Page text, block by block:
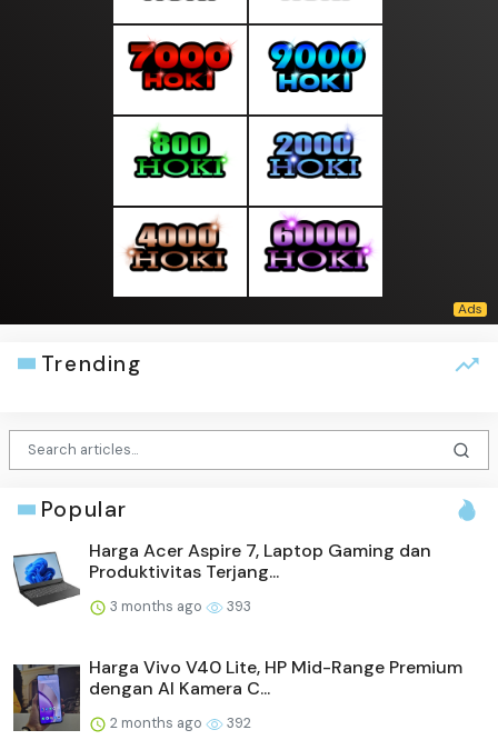
Trending
Popular
Harga Acer Aspire 7, Laptop Gaming dan
Produktivitas Terjang...
3 months ago 393
Harga Vivo V40 Lite, HP Mid-Range Premium
dengan AI Kamera C...
2 months ago 392